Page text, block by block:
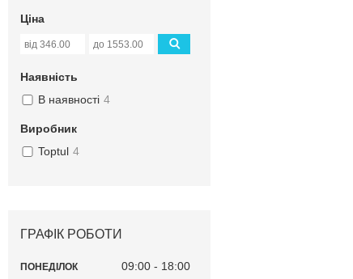
Ціна
Наявність
В наявності 4
Виробник
Toptul 4
ГРАФІК РОБОТИ
ПОНЕДІЛОК 09:00 18:00